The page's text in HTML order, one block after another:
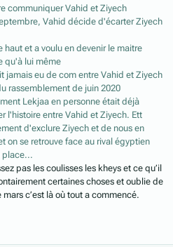
communiquer Vahid et Ziyech
Vahid décide d'écarter Ziyech
et a voulu en devenir le maitre
qu'à lui même
jamais eu de com entre Vahid et Ziyech
rassemblement de juin 2020
Lekjaa en personne était déjà
l'histoire entre Vahid et Ziyech. Ett
d'exclure Ziyech et de nous en
on se retrouve face au rival égyptien
place...
pas les coulisses les kheys et ce qu’il
certaines choses et oublie de
c’est là où tout a commencé.